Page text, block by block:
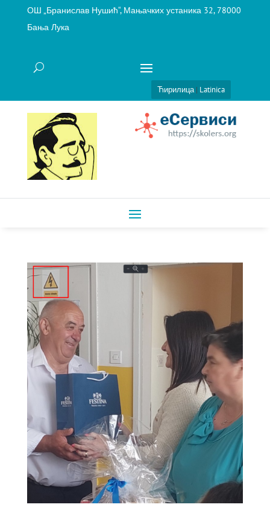
ОШ „Бранислав Нушић“, Мањачких устаника 32, 78000
Бања Лука
Ћирилица| Latinica